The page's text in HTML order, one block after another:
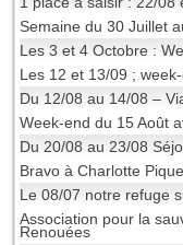
Semaine du 30 Juillet
Les 3 et 4 Octobre :
Les 12 et 13/09 ;
Du 12/08 au 14/08 –
Week-end du 15 Août
Du 20/08 au 23/08
Bravo à Charlotte
Le 08/07 notre refuge
Association pour la
Renouées